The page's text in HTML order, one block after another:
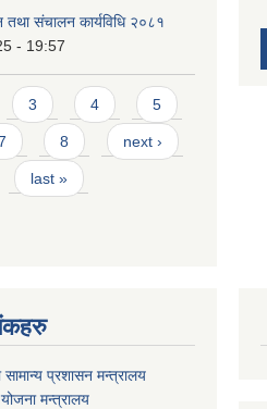
तथा संचालन कार्यविधि २०८१
- 19:57
3 4 5
8 next ›
last »
प्रशासन मन्त्रालय
मन्त्रालय